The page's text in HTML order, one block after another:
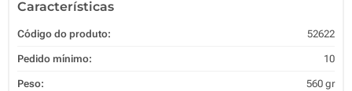
Características
Código do produto: 52622
Pedido mínimo: 10
Peso: 560 gr